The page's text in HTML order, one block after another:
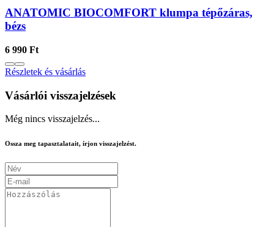
ANATOMIC BIOCOMFORT klumpa tépőzáras,
bézs
6 990 Ft
Részletek és vásárlás
Vásárlói visszajelzések
Még nincs visszajelzés...
Ossza meg tapasztalatait, írjon visszajelzést.